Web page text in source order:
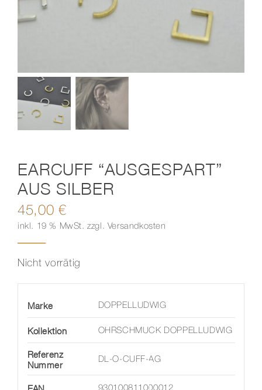
Kontakt
EARCUFF “AUSGESPART”
AUS SILBER
45,00 €
inkl. 19 % MwSt. zzgl. Versandkosten
Nicht vorrätig
Marke DOPPELLUDWIG
Kollektion OHRSCHMUCK DOPPELLUDWIG
Referenz
Nummer
DL-O-CUFF-AG
930100811000012